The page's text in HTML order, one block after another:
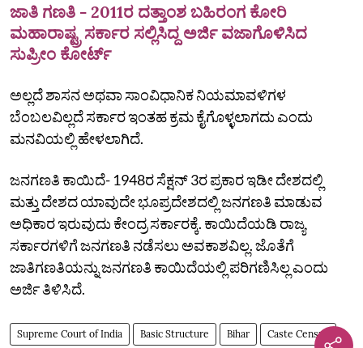
ಜಾತಿ ಗಣತಿ - 2011ರ ದತ್ತಾಂಶ ಬಹಿರಂಗ ಕೋರಿ
ಮಹಾರಾಷ್ಟ್ರ ಸರ್ಕಾರ ಸಲ್ಲಿಸಿದ್ದ ಅರ್ಜಿ ವಜಾಗೊಳಿಸಿದ
ಸುಪ್ರೀಂ ಕೋರ್ಟ್
ಅಲ್ಲದೆ ಶಾಸನ ಅಥವಾ ಸಾಂವಿಧಾನಿಕ ನಿಯಮಾವಳಿಗಳ
ಬೆಂಬಲವಿಲ್ಲದೆ ಸರ್ಕಾರ ಇಂತಹ ಕ್ರಮ ಕೈಗೊಳ್ಳಲಾಗದು ಎಂದು
ಮನವಿಯಲ್ಲಿ ಹೇಳಲಾಗಿದೆ.
ಜನಗಣತಿ ಕಾಯಿದೆ- 1948ರ ಸೆಕ್ಷನ್ 3ರ ಪ್ರಕಾರ ಇಡೀ ದೇಶದಲ್ಲಿ
ಮತ್ತು ದೇಶದ ಯಾವುದೇ ಭೂಪ್ರದೇಶದಲ್ಲಿ ಜನಗಣತಿ ಮಾಡುವ
ಅಧಿಕಾರ ಇರುವುದು ಕೇಂದ್ರ ಸರ್ಕಾರಕ್ಕೆ. ಕಾಯಿದೆಯಡಿ ರಾಜ್ಯ
ಸರ್ಕಾರಗಳಿಗೆ ಜನಗಣತಿ ನಡೆಸಲು ಅವಕಾಶವಿಲ್ಲ. ಜೊತೆಗೆ
ಜಾತಿಗಣತಿಯನ್ನು ಜನಗಣತಿ ಕಾಯಿದೆಯಲ್ಲಿ ಪರಿಗಣಿಸಿಲ್ಲ ಎಂದು
ಅರ್ಜಿ ತಿಳಿಸಿದೆ.
Supreme Court of India Basic Structure Bihar Caste Census